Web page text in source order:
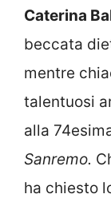
Caterina
beccata
mentre
talentuosi
alla
Sanremo.
ha chiesto